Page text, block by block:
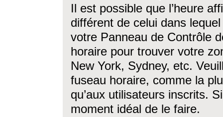
Il est possible que l’heure
différent de celui dans
votre Panneau de Contrôle
horaire pour trouver votre
New York, Sydney, etc.
fuseau horaire, comme la
qu’aux utilisateurs inscrits.
moment idéal de le faire.